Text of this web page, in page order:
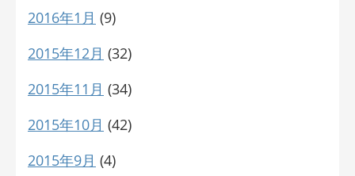
2016年1月 (9)
2015年12月 (32)
2015年11月 (34)
2015年10月 (42)
2015年9月 (4)